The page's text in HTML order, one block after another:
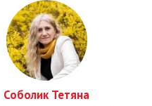
Соболик Тетяна